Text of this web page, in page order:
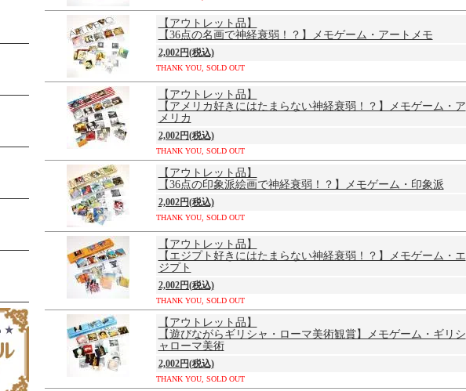
【アウトレット品】
【36点の名画で神経衰弱！？】メモゲーム・アートメモ
2,002円(税込)
THANK YOU, SOLD OUT
【アウトレット品】
【アメリカ好きにはたまらない神経衰弱！？】メモゲーム・ア
メリカ
2,002円(税込)
THANK YOU, SOLD OUT
【アウトレット品】
【36点の印象派絵画で神経衰弱！？】メモゲーム・印象派
2,002円(税込)
THANK YOU, SOLD OUT
【アウトレット品】
【エジプト好きにはたまらない神経衰弱！？】メモゲーム・エ
ジプト
2,002円(税込)
THANK YOU, SOLD OUT
【アウトレット品】
【遊びながらギリシャ・ローマ美術観賞】メモゲーム・ギリシ
ャローマ美術
2,002円(税込)
THANK YOU, SOLD OUT